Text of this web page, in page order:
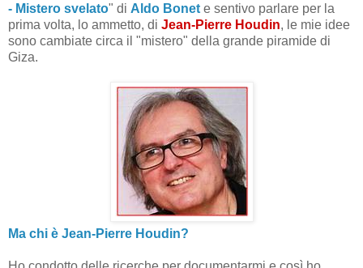
- Mistero svelato" di Aldo Bonet e sentivo parlare per la
prima volta, lo ammetto, di Jean-Pierre Houdin, le mie idee
sono cambiate circa il "mistero" della grande piramide di
Giza.
Ma chi è Jean-Pierre Houdin?